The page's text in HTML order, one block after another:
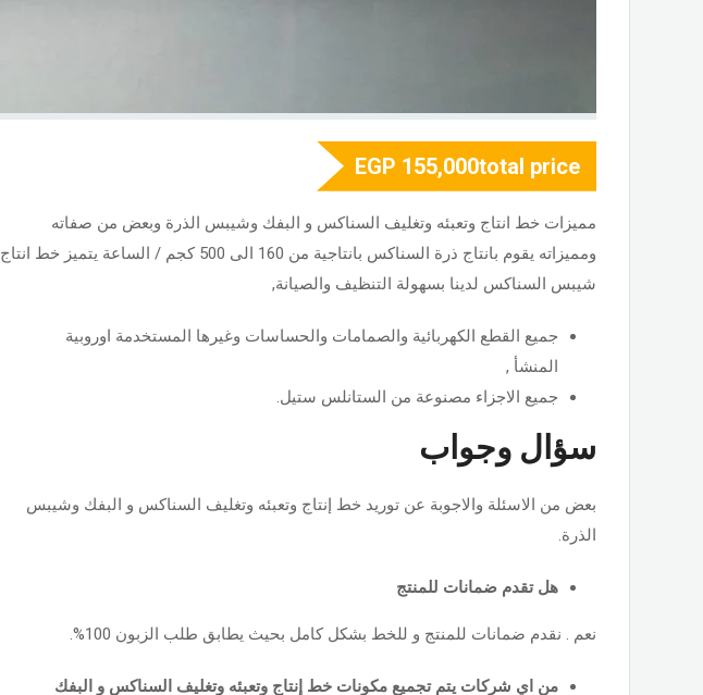
EGP 155,000total price
مميزات خط انتاج وتعبئه وتغليف السناكس و البفك وشيبس الذرة وبعض من صفاته
ومميزاته يقوم بانتاج ذرة السناكس بانتاجية من 160 الى 500 كجم / الساعة يتميز خط انتاج
شيبس السناكس لدينا بسهولة التنظيف والصيانة,
جميع القطع الكهربائية والصمامات والحساسات وغيرها المستخدمة اوروبية
المنشأ ,
جميع الاجزاء مصنوعة من الستانلس ستيل.
سؤال وجواب
بعض من الاسئلة والاجوبة عن توريد خط إنتاج وتعبئه وتغليف السناكس و البفك وشيبس
الذرة.
هل تقدم ضمانات للمنتج
نعم . نقدم ضمانات للمنتج و للخط بشكل كامل بحيث يطابق طلب الزبون 100%.
من اي شركات يتم تجميع مكونات خط إنتاج وتعبئه وتغليف السناكس و البفك